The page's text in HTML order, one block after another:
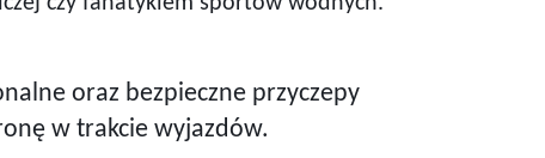
oraz bezpieczne przyczepy
w trakcie wyjazdów.